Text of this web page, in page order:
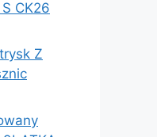
CK26
Z